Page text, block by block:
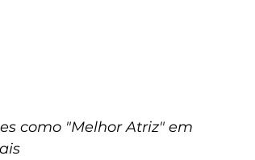
como "Melhor Atriz" em